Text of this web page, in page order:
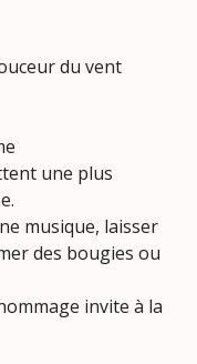
du vent
une plus
musique, laisser
des bougies ou
invite à la